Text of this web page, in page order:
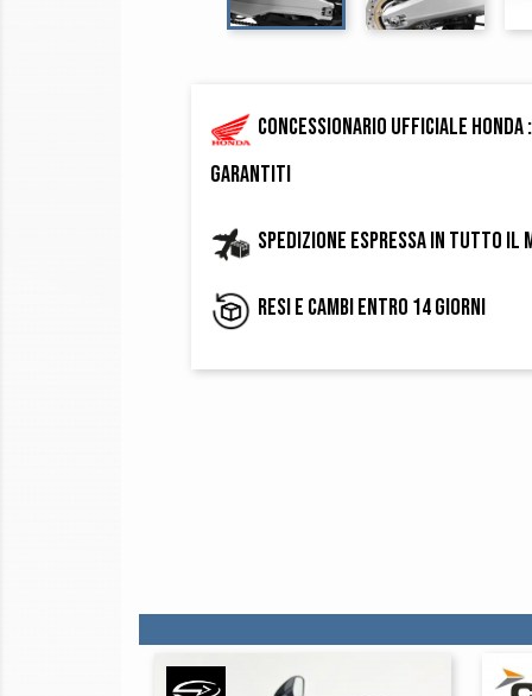
Concessionario ufficiale
garantiti
Spedizione espressa in tutto il
Resi e cambi entro 14 giorni